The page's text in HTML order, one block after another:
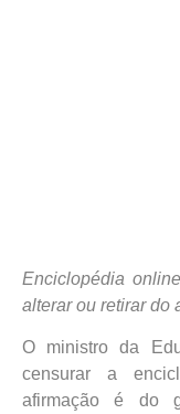
Enciclopédia
alterar ou retirar do
O ministro da
censurar a
afirmação é do